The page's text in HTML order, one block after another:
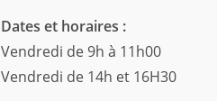
Dates et horaires :
Vendredi de 9h à 11h00
Vendredi de 14h et 16H30